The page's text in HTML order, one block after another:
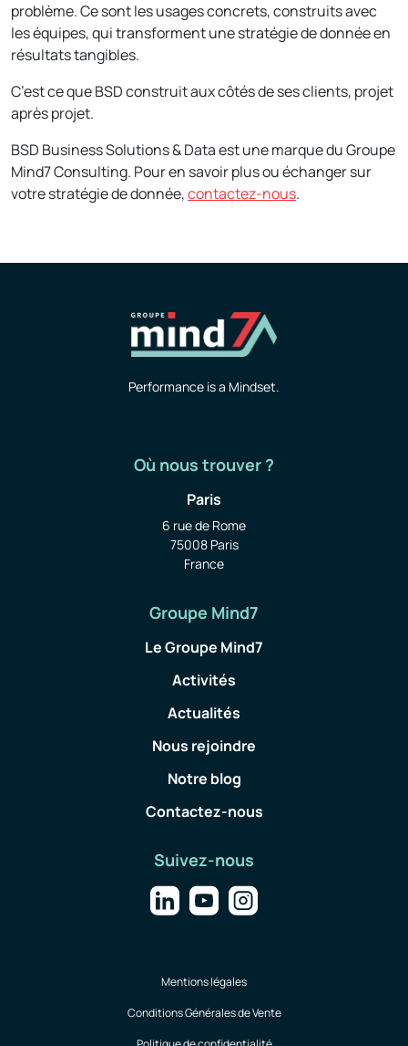
problème. Ce sont les usages concrets, construits avec
les équipes, qui transforment une stratégie de donnée en
résultats tangibles.
C’est ce que BSD construit aux côtés de ses clients, projet
après projet.
BSD Business Solutions & Data est une marque du Groupe
Mind7 Consulting. Pour en savoir plus ou échanger sur
votre stratégie de donnée,contactez-nous.
Performance is a Mindset.
Où nous trouver ?
Paris
6 rue de Rome
75008 Paris
France
Groupe Mind7
Le Groupe Mind7
Activités
Actualités
Nous rejoindre
Notre blog
Contactez-nous
Suivez-nous
Mentions légales
Conditions Générales de Vente